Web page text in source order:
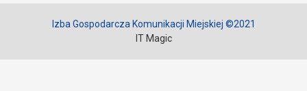
Izba Gospodarcza Komunikacji Miejskiej ©2021
IT Magic